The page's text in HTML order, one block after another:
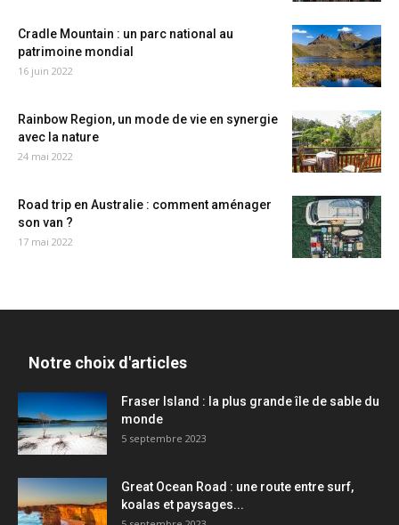
Cradle Mountain : un parc national au
patrimoine mondial
16 juin 2022
Rainbow Region, un mode de vie en synergie
avec la nature
24 mai 2022
Road trip en Australie : comment aménager
son van ?
17 mai 2022
Notre choix d'articles
Fraser Island : la plus grande île de sable du
monde
5 septembre 2023
Great Ocean Road : une route entre surf,
koalas et paysages...